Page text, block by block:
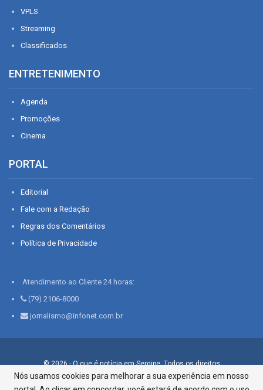
VPLS
Streaming
Classificados
ENTRETENIMENTO
Agenda
Promoções
Cinema
PORTAL
Editorial
Fale com a Redação
Regras dos Comentários
Política de Privacidade
Atendimento ao Cliente 24 horas:
(79) 2106-8000
jornalismo@infonet.com.br
© 2026 - O que é notícia em Sergipe. Todos os direitos
reservados.
Nós usamos cookies para melhorar a sua experiência em nosso